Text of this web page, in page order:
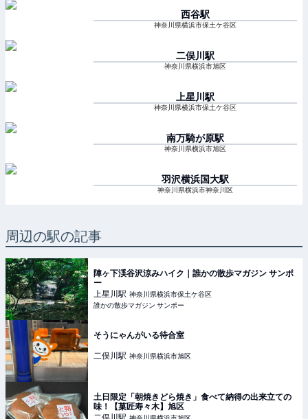
西谷駅
神奈川県横浜市保土ケ谷区
二俣川 駅
神奈川県横浜市旭区
上星川 駅
神奈川県横浜市保土ケ谷区
南万騎が原駅
神奈川県横浜市旭区
羽沢横浜国大駅
神奈川県横浜市神奈川区
周辺の駅の記事
陣ヶ下渓谷沢涼みハイク｜誰かの散歩マガジン サンポ
ー
上星川駅 神奈川県横浜市保土ケ谷区
誰かの散歩マガジン サンポー
そうにゃんがいる待合室
二俣川駅 神奈川県横浜市旭区
土日限定「朝焼きどら焼き」食べて納得の出来立ての
味！【菓匠寿々木】旭区